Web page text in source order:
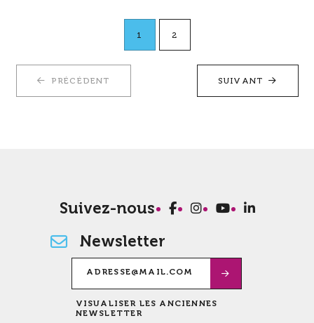
PRÉCÉDENT
1 2
SUIVANT
Suivez-nous
Newsletter
VISUALISER LES ANCIENNES
NEWSLETTER